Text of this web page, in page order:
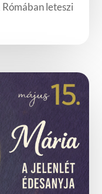
leteszi